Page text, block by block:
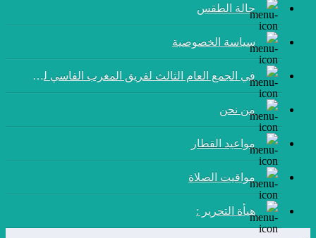
حالة الطقس
سياسة الخصوصية
في الجمع العام الثالث لفريق المغرب الفاسي لكرة القدم:
من نحن
مواعيد القطار
مواقيت الصلاة
هيأة التحرير :